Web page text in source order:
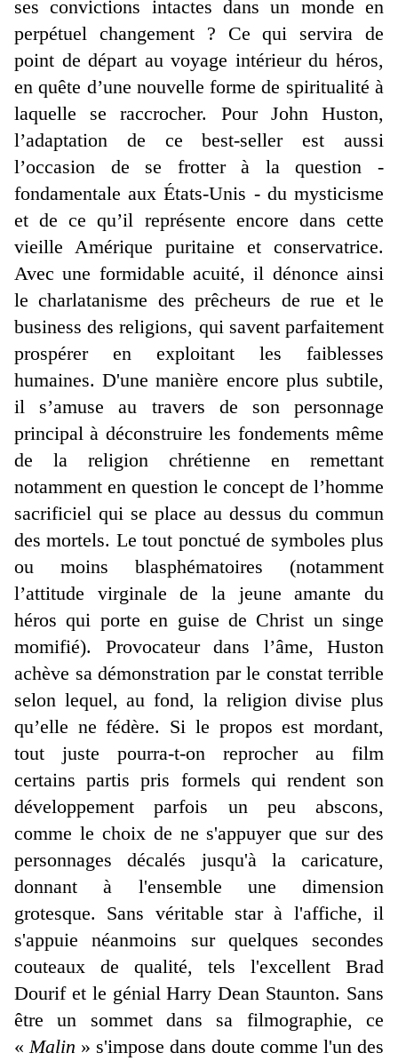
ses convictions intactes dans un monde en
perpétuel changement ? Ce qui servira de
point de départ au voyage intérieur du héros,
en quête d’une nouvelle forme de spiritualité à
laquelle se raccrocher. Pour John Huston,
l’adaptation de ce best-seller est aussi
l’occasion de se frotter à la question -
fondamentale aux États-Unis - du mysticisme
et de ce qu’il représente encore dans cette
vieille Amérique puritaine et conservatrice.
Avec une formidable acuité, il dénonce ainsi
le charlatanisme des prêcheurs de rue et le
business des religions, qui savent parfaitement
prospérer en exploitant les faiblesses
humaines. D'une manière encore plus subtile,
il s’amuse au travers de son personnage
principal à déconstruire les fondements même
de la religion chrétienne en remettant
notamment en question le concept de l’homme
sacrificiel qui se place au dessus du commun
des mortels. Le tout ponctué de symboles plus
ou moins blasphématoires (notamment
l’attitude virginale de la jeune amante du
héros qui porte en guise de Christ un singe
momifié). Provocateur dans l’âme, Huston
achève sa démonstration par le constat terrible
selon lequel, au fond, la religion divise plus
qu’elle ne fédère. Si le propos est mordant,
tout juste pourra-t-on reprocher au film
certains partis pris formels qui rendent son
développement parfois un peu abscons,
comme le choix de ne s'appuyer que sur des
personnages décalés jusqu'à la caricature,
donnant à l'ensemble une dimension
grotesque. Sans véritable star à l'affiche, il
s'appuie néanmoins sur quelques secondes
couteaux de qualité, tels l'excellent Brad
Dourif et le génial Harry Dean Staunton. Sans
être un sommet dans sa filmographie, ce
«Malin » s'impose dans doute comme l'un des